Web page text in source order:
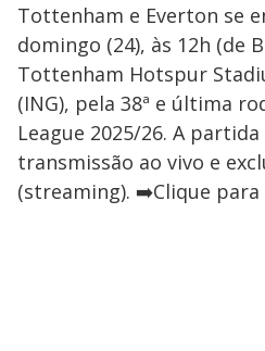
Tottenham e Everton se
domingo (24), às 12h (de
Tottenham Hotspur
(ING), pela 38ª e última
League 2025/26. A
transmissão ao vivo e
(streaming). ➡️Clique